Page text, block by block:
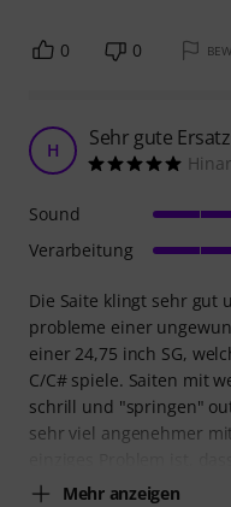
0 0
H Sehr gute
Die Saite klingt sehr gut
probleme einer
einer 24,75 inch SG,
C/C# spiele. Saiten mit
schrill und "springen"
sehr viel angenehmer
Mehr anzeigen
Sound
Verarbeitung